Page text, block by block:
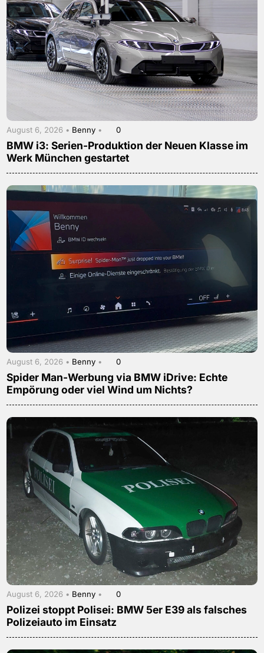
August 6, 2026 • Benny • 0
BMW i3: Serien-Produktion der Neuen Klasse im
Werk München gestartet
August 6, 2026 • Benny • 0
Spider Man-Werbung via BMW iDrive: Echte
Empörung oder viel Wind um Nichts?
August 6, 2026 • Benny • 0
Polizei stoppt Polisei: BMW 5er E39 als falsches
Polizeiauto im Einsatz